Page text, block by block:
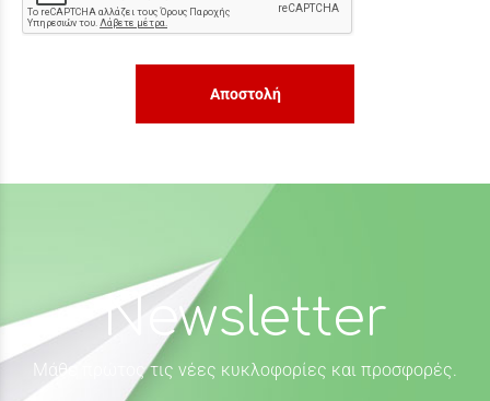
Αποστολή
Newsletter
Μάθε πρώτος τις νέες κυκλοφορίες και προσφορές.